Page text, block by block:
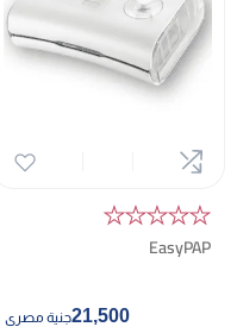
★★★★★
EasyPAP
جنية مصري21,500